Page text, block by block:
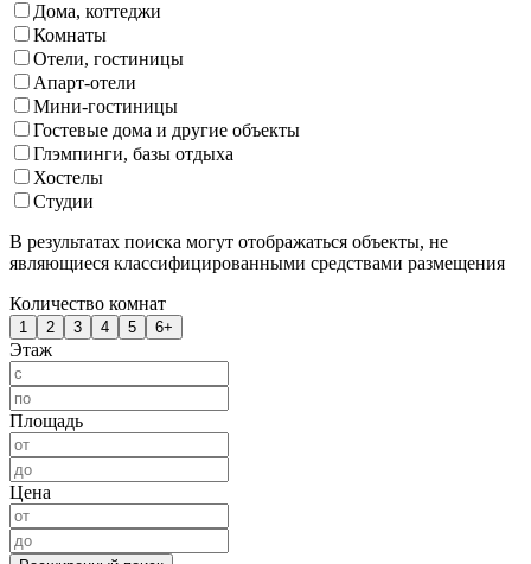
Дома, коттеджи
Комнаты
Отели, гостиницы
Апарт-отели
Мини-гостиницы
Гостевые дома и другие объекты
Глэмпинги, базы отдыха
Хостелы
Студии
В результатах поиска могут отображаться объекты, не
являющиеся классифицированными средствами размещения
Количество комнат
1 2 3 4 5 6+
Этаж
Площадь
Цена